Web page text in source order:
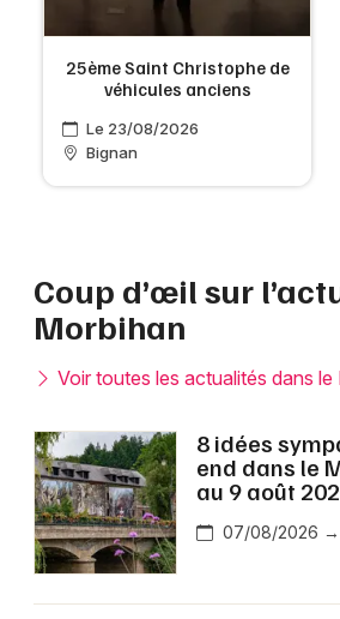
25ème Saint Christophe de
véhicules anciens
Le 23/08/2026
Bignan
Coup d’œil sur
Morbihan
Voir toutes les actualités dans le
8 idées
end dans le
au 9 août
07/08/2026